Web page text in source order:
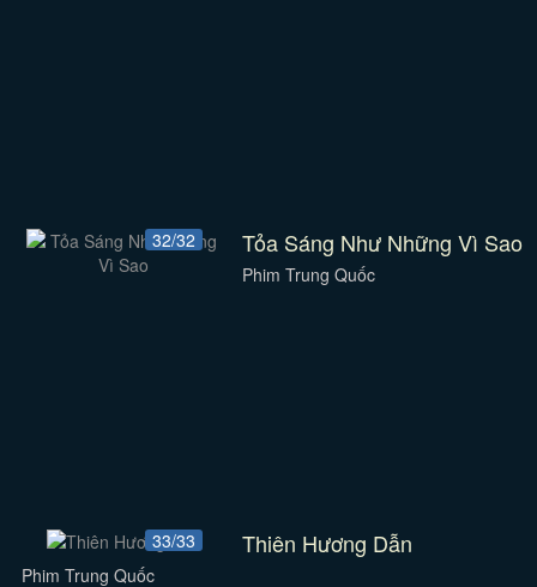
32/32 Tỏa Sáng Như Những Vì Sao
Phim Trung Quốc
33/33 Thiên Hương Dẫn
Phim Trung Quốc